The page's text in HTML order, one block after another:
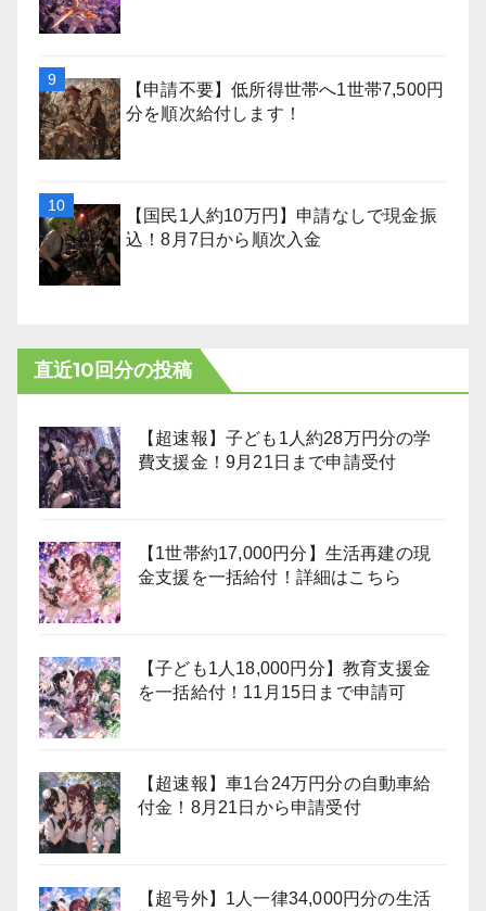
【申請不要】低所得世帯へ1世帯7,500円
分を順次給付します！
【国民1人約10万円】申請なしで現金振
込！8月7日から順次入金
直近10回分の投稿
【超速報】子ども1人約28万円分の学
費支援金！9月21日まで申請受付
【1世帯約17,000円分】生活再建の現
金支援を一括給付！詳細はこちら
【子ども1人18,000円分】教育支援金
を一括給付！11月15日まで申請可
【超速報】車1台24万円分の自動車給
付金！8月21日から申請受付
【超号外】1人一律34,000円分の生活